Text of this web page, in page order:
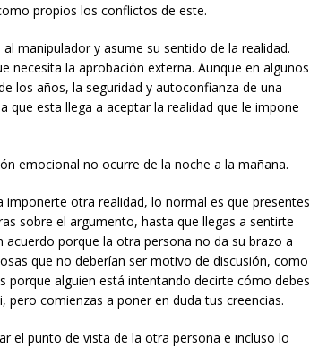
propios los conflictos de este.
manipulador y asume su sentido de la realidad.
necesita la aprobación externa. Aunque en algunos
los años, la seguridad y autoconfianza de una
esta llega a aceptar la realidad que le impone
emocional no ocurre de la noche a la mañana.
imponerte otra realidad, lo normal es que presentes
sobre el argumento, hasta que llegas a sentirte
porque la otra persona no da su brazo a
que no deberían ser motivo de discusión, como
porque alguien está intentando decirte cómo debes
comienzas a poner en duda tus creencias.
el punto de vista de la otra persona e incluso lo